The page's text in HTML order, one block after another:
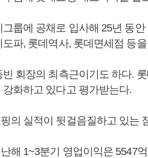
룹에 공채로 입사해 25년 동
파, 롯데역사, 롯데면세점 등
회장의 최측근이기도 하다.
화하고 있다고 평가받는다.
의 실적이 뒷걸음질하고 있는
해 1~3분기 영업이익은 5547